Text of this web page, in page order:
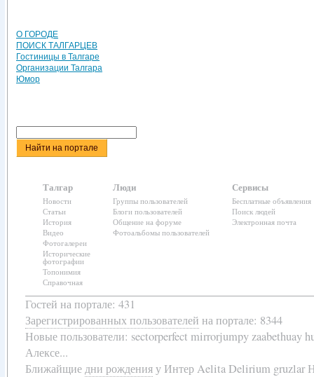
О ГОРОДЕ
ПОИСК ТАЛГАРЦЕВ
Гостиницы в Талгаре
Организации Талгара
Юмор
Талгар
Новости
Статьи
История
Видео
Фотогалереи
Исторические
фотографии
Топонимия
Справочная
Люди
Группы пользователей
Блоги пользователей
Общение на форуме
Фотоальбомы пользователей
Сервисы
Бесплатные объявления
Поиск людей
Электронная почта
Гостей на портале: 431
Зарегистрированных пользователей на портале: 8344
Новые пользователи: sectorperfect mirrorjumpy zaabethuay
Алексе...
Ближайщиедни рожденияу Интер Aelita Delirium gruzlar